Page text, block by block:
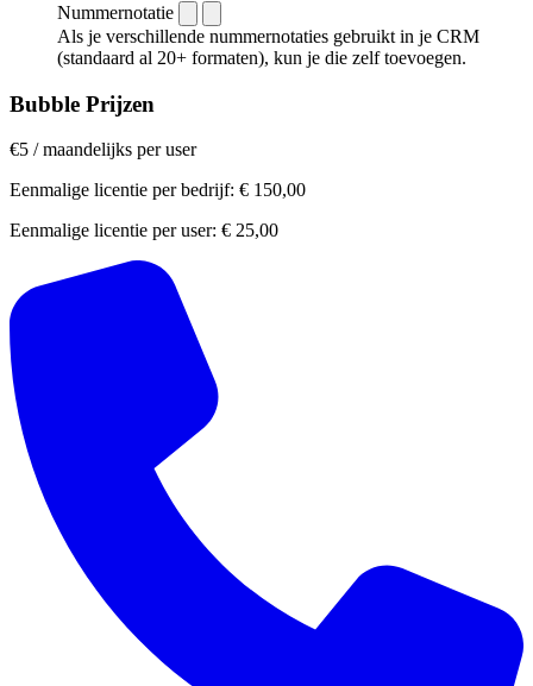
Nummernotatie
Als je verschillende nummernotaties gebruikt in je CRM
(standaard al 20+ formaten), kun je die zelf toevoegen.
Bubble Prijzen
€5 /maandelijks per user
Eenmalige licentie per bedrijf: € 150,00
Eenmalige licentie per user: € 25,00